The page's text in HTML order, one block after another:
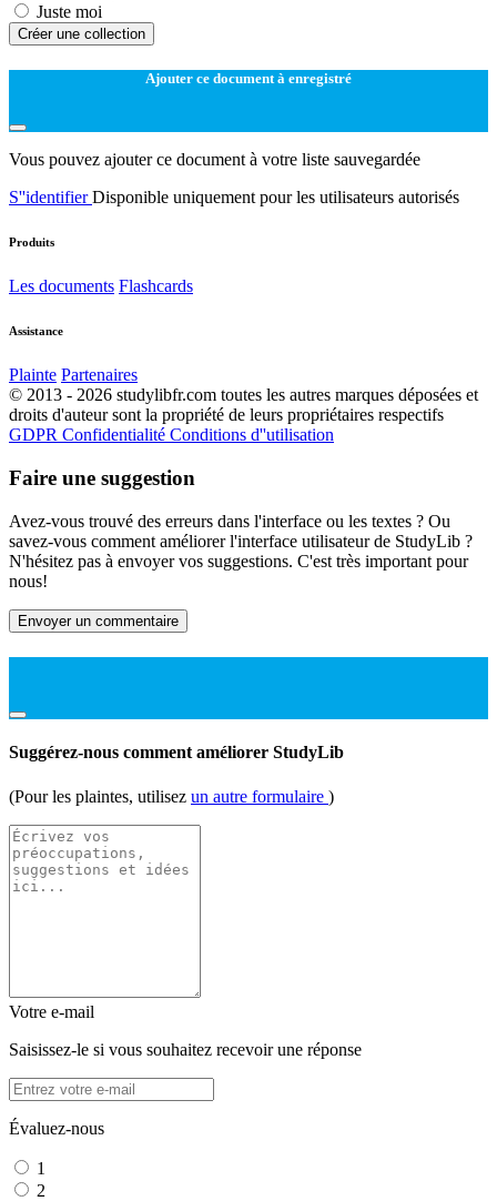
Juste moi
Créer une collection
Ajouter ce document à enregistré
Vous pouvez ajouter ce document à votre liste sauvegardée
S''identifierDisponible uniquement pour les utilisateurs autorisés
Produits
Les documents Flashcards
Assistance
Plainte Partenaires
© 2013 - 2026 studylibfr.com toutes les autres marques déposées et
droits d'auteur sont la propriété de leurs propriétaires respectifs
GDPR Confidentialité Conditions d''utilisation
Faire une suggestion
Avez-vous trouvé des erreurs dans l'interface ou les textes ? Ou
savez-vous comment améliorer l'interface utilisateur de StudyLib ?
N'hésitez pas à envoyer vos suggestions. C'est très important pour
nous!
Envoyer un commentaire
Suggérez-nous comment améliorer StudyLib
(Pour les plaintes, utilisez un autre formulaire )
Votre e-mail
Saisissez-le si vous souhaitez recevoir une réponse
Évaluez-nous
1
2